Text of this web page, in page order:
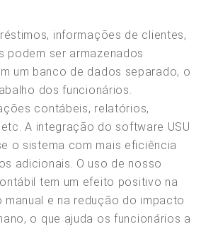
informações de clientes,
podem ser armazenados
um banco de dados separado, o
dos funcionários.
contábeis, relatórios,
A integração do software USU
o sistema com mais eficiência
adicionais. O uso de nosso
tem um efeito positivo na
e na redução do impacto
o que ajuda os funcionários a